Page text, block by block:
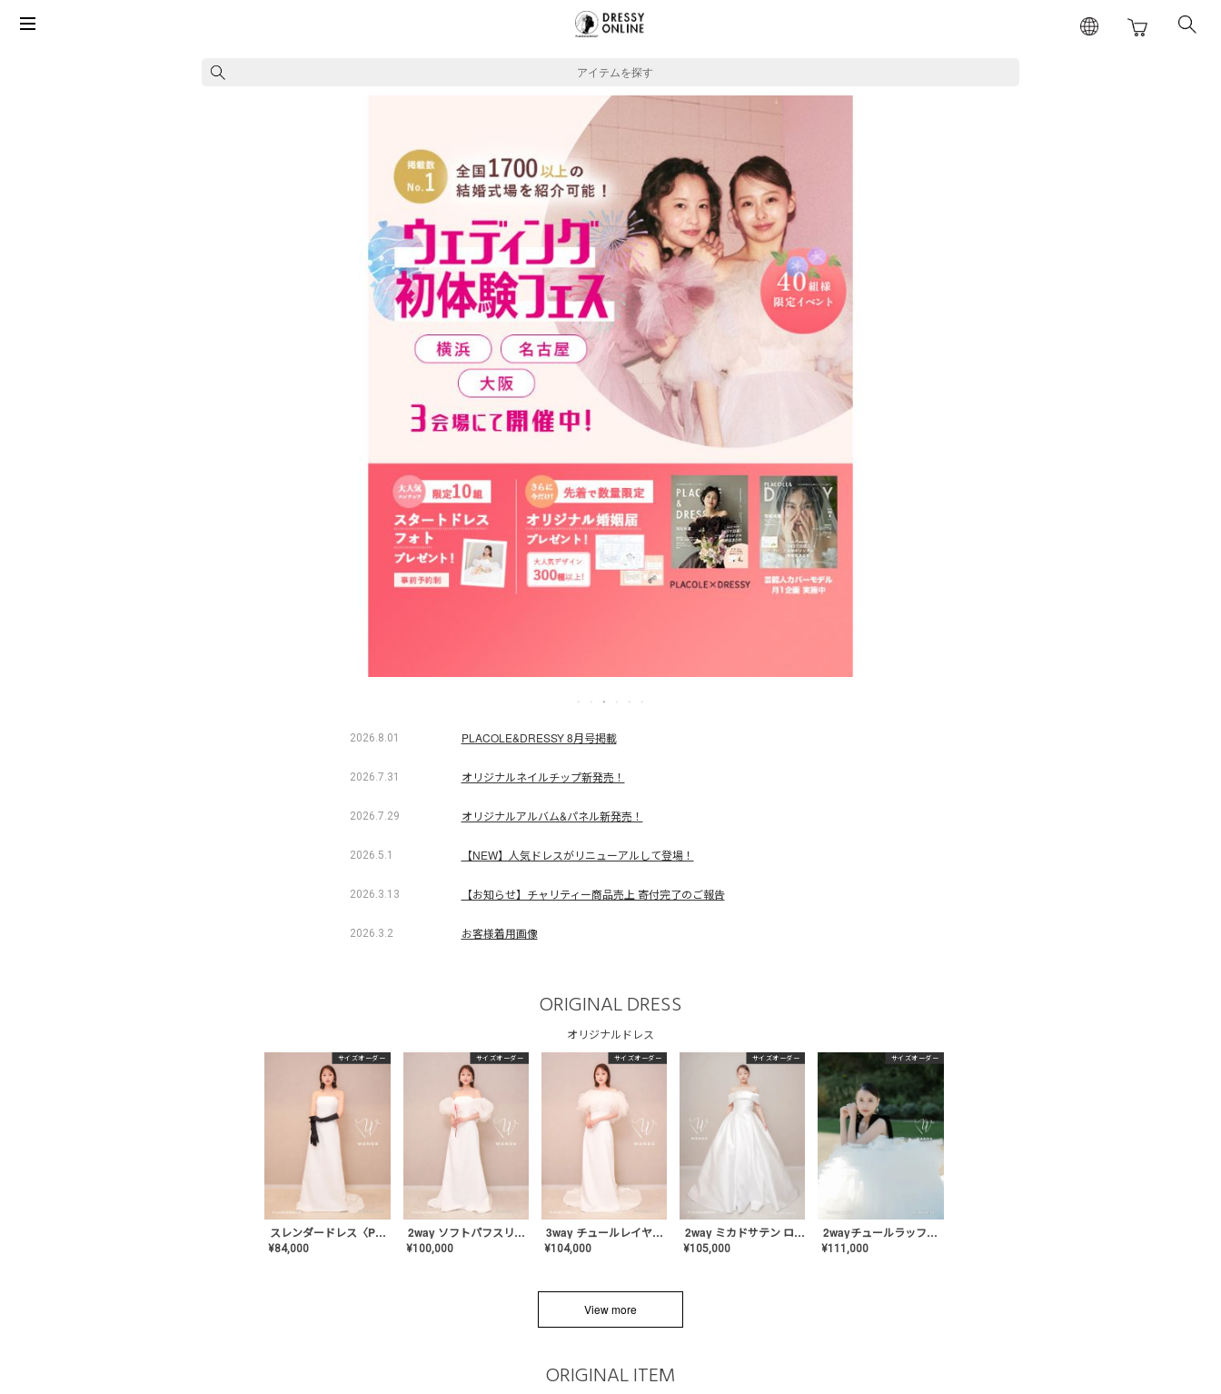
アイテムを探す
2026.8.01 PLACOLE&DRESSY 8月号掲載
2026.7.31 オリジナルネイルチップ新発売！
2026.7.29 オリジナルアルバム&パネル新発売！
2026.5.1 【NEW】人気ドレスがリニューアルして登場！
2026.3.13 【お知らせ】チャリティー商品売上 寄付完了のご報告
2026.3.2 お客様着用画像
ORIGINAL DRESS
オリジナルドレス
サイズオーダー
スレンダードレス〈PD-WDOR-2110〉
¥84,000
サイズオーダー
2way ソフトパフスリーブ スレンダードレス〈PD-WDOR-2112〉
¥100,000
サイズオーダー
3way チュールレイヤーオフショルダー スレンダードレス〈PD-WDOR-2111〉
¥104,000
サイズオーダー
2way ミカドサテン ロールカラードレス〈PD-WDOR-511〉
¥105,000
サイズオーダー
2wayチュールラッフルドレス〈PD-WDOR-341〉
¥111,000
View more
ORIGINAL ITEM